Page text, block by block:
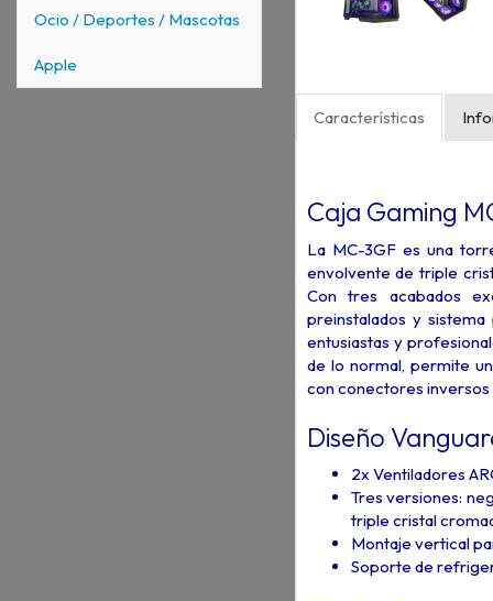
Ocio / Deportes / Mascotas
Apple
Características
Caja Gaming
La MC-3GF es una
envolvente de triple
Con tres acabados
preinstalados y
entusiastas y
de lo normal, permite
con conectores
Diseño
2x Ventiladores
Tres versiones:
triple cristal
Montaje vertical
Soporte de